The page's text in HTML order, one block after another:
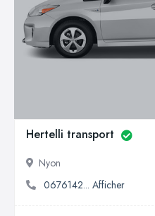
Hertelli transport
Nyon
0676142... Afficher